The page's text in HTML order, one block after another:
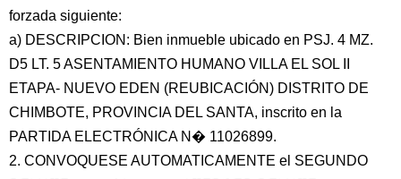
forzada siguiente:
a) DESCRIPCION: Bien inmueble ubicado en PSJ. 4 MZ.
D5 LT. 5 ASENTAMIENTO HUMANO VILLA EL SOL II
ETAPA- NUEVO EDEN (REUBICACIÓN) DISTRITO DE
CHIMBOTE, PROVINCIA DEL SANTA, inscrito en la
PARTIDA ELECTRÓNICA N� 11026899.
2. CONVOQUESE AUTOMATICAMENTE el SEGUNDO